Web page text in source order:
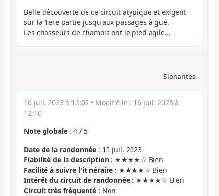
Belle découverte de ce circuit atypique et exigent
sur la 1ere partie jusqu'aux passages à gué.
Les chasseurs de chamois ont le pied agile...
Slonantes
16 juil. 2023 à 12:07 • Modifié le : 16 juil. 2023 à
12:10
Note globale : 4 / 5
Date de la randonnée : 15 juil. 2023
Fiabilité de la description : ★★★★☆ Bien
Facilité à suivre l'itinéraire : ★★★★☆ Bien
Intérêt du circuit de randonnée : ★★★★☆ Bien
Circuit très fréquenté : Non